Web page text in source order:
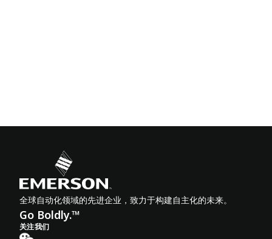
全球自动化领域的先进企业，致力于构建自主化的未来。
Go Boldly.™
关注我们